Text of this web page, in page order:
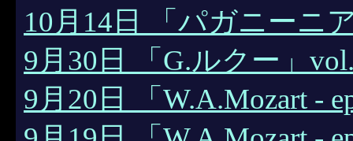
10月14日 「パガニーニ
9月30日 「G.ルクー」
9月20日 「W.A.Mozart -